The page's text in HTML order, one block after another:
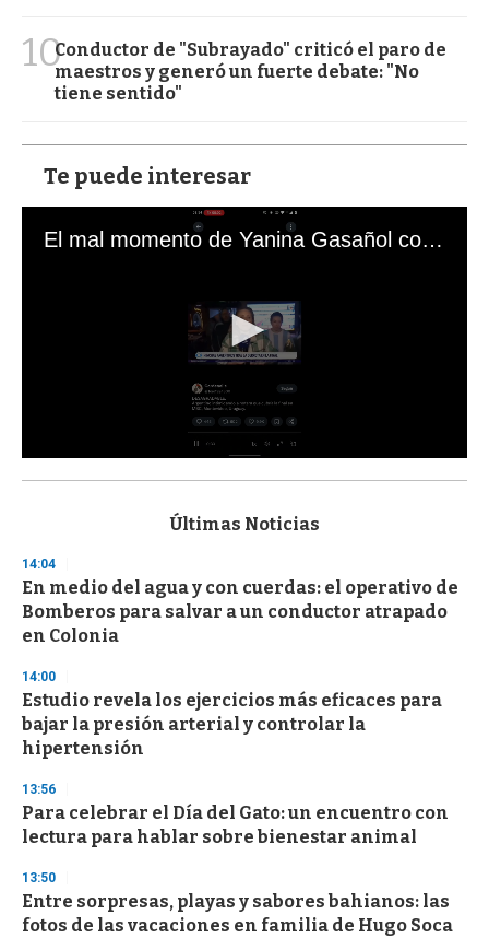
10Conductor de "Subrayado" criticó el paro de
maestros y generó un fuerte debate: "No
tiene sentido"
Te puede interesar
El mal momento de Yanina Gasañol con un hincha argentino en "Subrayado"
s
d
s
o
f
3
s
e
c
o
n
s
Últimas Noticias
14:04
En medio del agua y con cuerdas: el operativo de
Bomberos para salvar a un conductor atrapado
en Colonia
14:00
Estudio revela los ejercicios más eficaces para
bajar la presión arterial y controlar la
hipertensión
13:56
Para celebrar el Día del Gato: un encuentro con
lectura para hablar sobre bienestar animal
13:50
Entre sorpresas, playas y sabores bahianos: las
fotos de las vacaciones en familia de Hugo Soca